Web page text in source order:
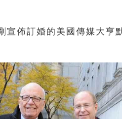
宣佈訂婚的美國傳媒大亨